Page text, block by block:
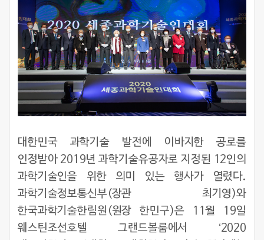
대한민국 과학기술 발전에 이바지한 공로를
인정받아 2019년 과학기술유공자로 지정된 12인의
과학기술인을 위한 의미 있는 행사가 열렸다.
과학기술정보통신부(장관 최기영)와
한국과학기술한림원(원장 한민구)은 11월 19일
웨스틴조선호텔 그랜드볼룸에서 ‘2020